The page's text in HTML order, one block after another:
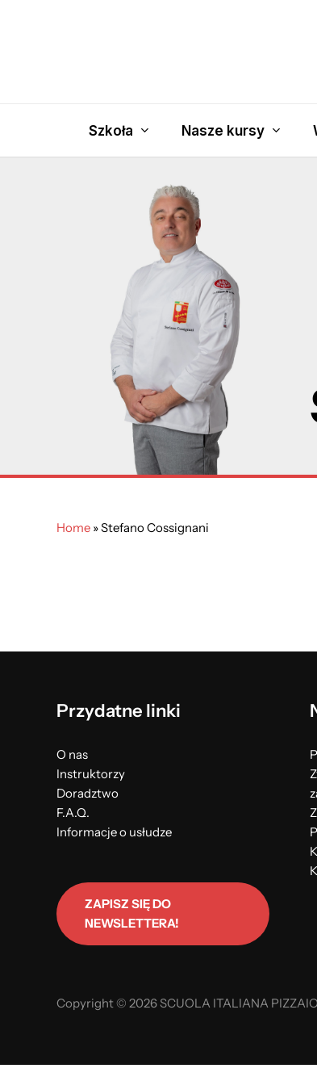
Szkoła Nasze kursy
Home »Stefano Cossignani
Przydatne linki
O nas
Instruktorzy
Doradztwo
F.A.Q.
Informacje o usłudze
ZAPISZ SIĘ DO
NEWSLETTERA!
Copyright © 2026 SCUOLA ITALIANA